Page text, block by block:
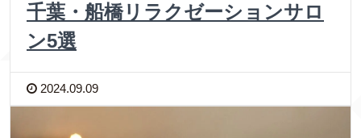
千葉・船橋リラクゼーションサロ
ン5選
2024.09.09